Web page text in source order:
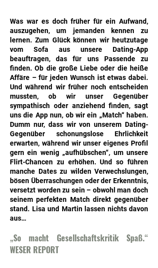
Was war es doch früher für ein Aufwand,
auszugehen, um jemanden kennen zu
lernen. Zum Glück können wir heutzutage
vom Sofa aus unsere Dating-App
beauftragen, das für uns Passende zu
finden. Ob die große Liebe oder die heiße
Affäre – für jeden Wunsch ist etwas dabei.
Und während wir früher noch entscheiden
mussten, ob wir unser Gegenüber
sympathisch oder anziehend finden, sagt
uns die App nun, ob wir ein „Match“ haben.
Dumm nur, dass wir von unserem Dating-
Gegenüber schonungslose Ehrlichkeit
erwarten, während wir unser eigenes Profil
gern ein wenig „aufhübschen“, um unsere
Flirt-Chancen zu erhöhen. Und so führen
manche Dates zu wilden Verwechslungen,
bösen Überraschungen oder der Erkenntnis,
versetzt worden zu sein – obwohl man doch
seinem perfekten Match direkt gegenüber
stand. Lisa und Martin lassen nichts davon
aus…
„So macht Gesellschaftskritik Spaß.“
WESER REPORT